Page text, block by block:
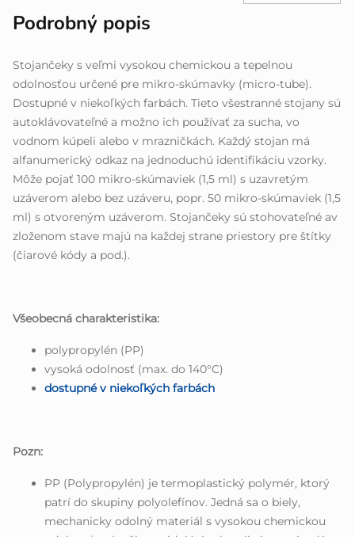
Podrobný popis
Stojančeky s veľmi vysokou chemickou a tepelnou
odolnosťou určené pre mikro-skúmavky (micro-tube).
Dostupné v niekoľkých farbách. Tieto všestranné stojany sú
autoklávovateľné a možno ich používať za sucha, vo
vodnom kúpeli alebo v mrazničkách. Každý stojan má
alfanumerický odkaz na jednoduchú identifikáciu vzorky.
Môže pojať 100 mikro-skúmaviek (1,5 ml) s uzavretým
uzáverom alebo bez uzáveru, popr. 50 mikro-skúmaviek (1,5
ml) s otvoreným uzáverom. Stojančeky sú stohovateľné av
zloženom stave majú na každej strane priestory pre štítky
(čiarové kódy a pod.).
Všeobecná charakteristika:
polypropylén (PP)
vysoká odolnosť (max. do 140°C)
dostupné v niekoľkých farbách
Pozn:
PP (Polypropylén) je termoplastický polymér, ktorý
patrí do skupiny polyolefínov. Jedná sa o biely,
mechanicky odolný materiál s vysokou chemickou